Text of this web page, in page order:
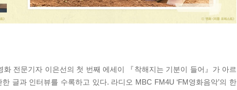
전문기자 이은선의 첫 번째 에세이 『착해지는 기분이 들어』가 아르
글과 인터뷰를 수록하고 있다. 라디오 MBC FM4U ‘FM영화음악’의 한